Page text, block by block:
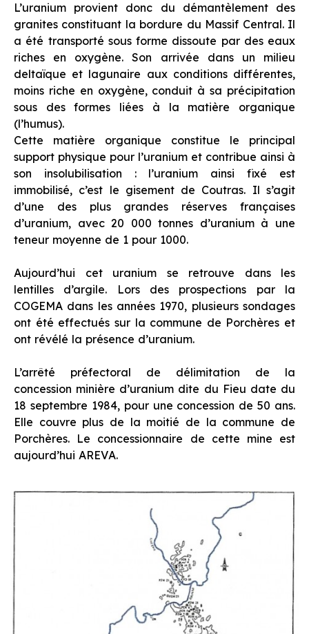
L’uranium provient donc du démantèlement des
granites constituant la bordure du Massif Central. Il
a été transporté sous forme dissoute par des eaux
riches en oxygène. Son arrivée dans un milieu
deltaïque et lagunaire aux conditions différentes,
moins riche en oxygène, conduit à sa précipitation
sous des formes liées à la matière organique
(l’humus).
Cette matière organique constitue le principal
support physique pour l’uranium et contribue ainsi à
son insolubilisation : l’uranium ainsi fixé est
immobilisé, c’est le gisement de Coutras. Il s’agit
d’une des plus grandes réserves françaises
d’uranium, avec 20 000 tonnes d’uranium à une
teneur moyenne de 1 pour 1000.
Aujourd’hui cet uranium se retrouve dans les
lentilles d’argile. Lors des prospections par la
COGEMA dans les années 1970, plusieurs sondages
ont été effectués sur la commune de Porchères et
ont révélé la présence d’uranium.
L’arrêté préfectoral de délimitation de la
concession minière d’uranium dite du Fieu date du
18 septembre 1984, pour une concession de 50 ans.
Elle couvre plus de la moitié de la commune de
Porchères. Le concessionnaire de cette mine est
aujourd’hui AREVA.